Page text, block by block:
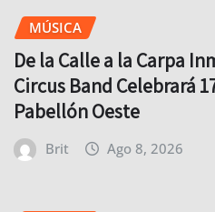
MÚSICA
De la Calle a la Carpa
Circus Band Celebrará
Pabellón Oeste
Brit Ago 8, 2026